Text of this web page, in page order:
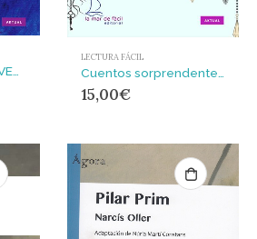
LECTURA FÁCIL
15,00€